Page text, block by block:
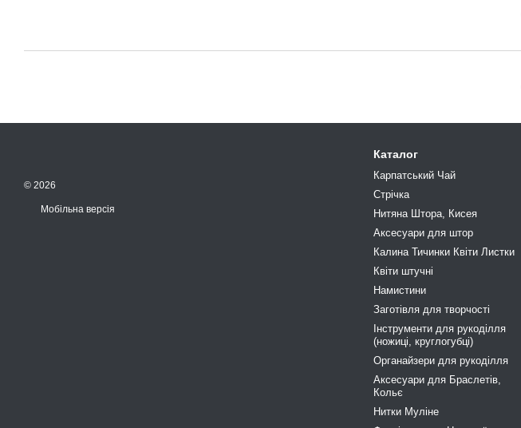
© 2026
Мобільна версія
Каталог
Карпатський Чай
Стрічка
Нитяна Штора, Кисея
Аксесуари для штор
Калина Тичинки Квіти Листки
Квіти штучні
Намистини
Заготівля для творчості
Інструменти для рукоділля
(ножиці, круглогубці)
Органайзери для рукоділля
Аксесуари для Браслетів,
Кольє
Нитки Муліне